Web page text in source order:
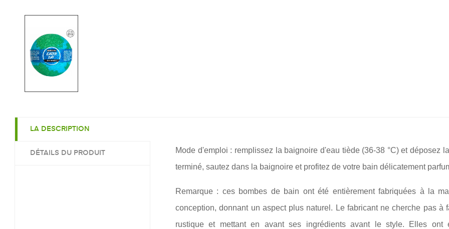
LA DESCRIPTION
DÉTAILS DU PRODUIT
Mode d'emploi : remplissez la baignoire d'eau tiède (36-38 °C) et déposez
terminé, sautez dans la baignoire et profitez de votre bain délicatement
Remarque : ces bombes de bain ont été entièrement fabriquées à la
conception, donnant un aspect plus naturel. Le fabricant ne cherche pas
rustique et mettant en avant ses ingrédients avant le style. Elles ont